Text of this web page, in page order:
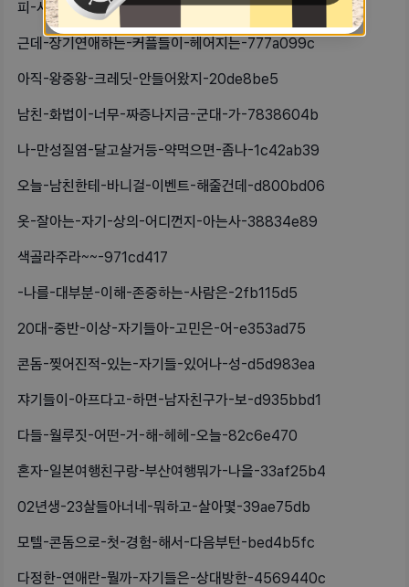
피-사진있어욤내가-생리전에-어지럽고-2148e038
근데-장기연애하는-커플들이-헤어지는-777a099c
아직-왕중왕-크레딧-안들어왔지-20de8be5
남친-화법이-너무-짜증나지금-군대-가-7838604b
나-만성질염-달고살거등-약먹으면-좀나-1c42ab39
오늘-남친한테-바니걸-이벤트-해줄건데-d800bd06
옷-잘아는-자기-상의-어디껀지-아는사-38834e89
색골라주라~~-971cd417
-나를-대부분-이해-존중하는-사람은-2fb115d5
20대-중반-이상-자기들아-고민은-어-e353ad75
콘돔-찢어진적-있는-자기들-있어나-성-d5d983ea
쟈기들이-아프다고-하면-남자친구가-보-d935bbd1
다들-월루짓-어떤-거-해-헤헤-오늘-82c6e470
혼자-일본여행친구랑-부산여행뭐가-나을-33af25b4
02년생-23살들아너네-뭐하고-살아몇-39ae75db
모텔-콘돔으로-첫-경험-해서-다음부턴-bed4b5fc
다정한-연애란-뭘까-자기들은-상대방한-4569440c